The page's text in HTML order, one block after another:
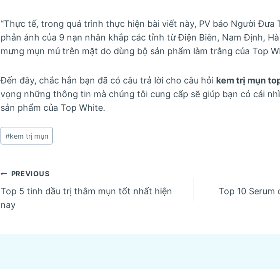
“Thực tế, trong quá trình thực hiện bài viết này, PV báo Người Đưa
phản ánh của 9 nạn nhân khắp các tỉnh từ Điện Biên, Nam Định,
mưng mụn mủ trên mặt do dùng bộ sản phẩm làm trắng của Top
Đến đây, chắc hẳn bạn đã có câu trả lời cho câu hỏi kem trị mụn
vọng những thông tin mà chúng tôi cung cấp sẽ giúp bạn có cái
sản phẩm của Top White.
Post
Tags:
#kem trị mụn
Post
navigation
PREVIOUS
Top 5 tinh dầu trị thâm mụn tốt nhất hiện
nay
Top 10